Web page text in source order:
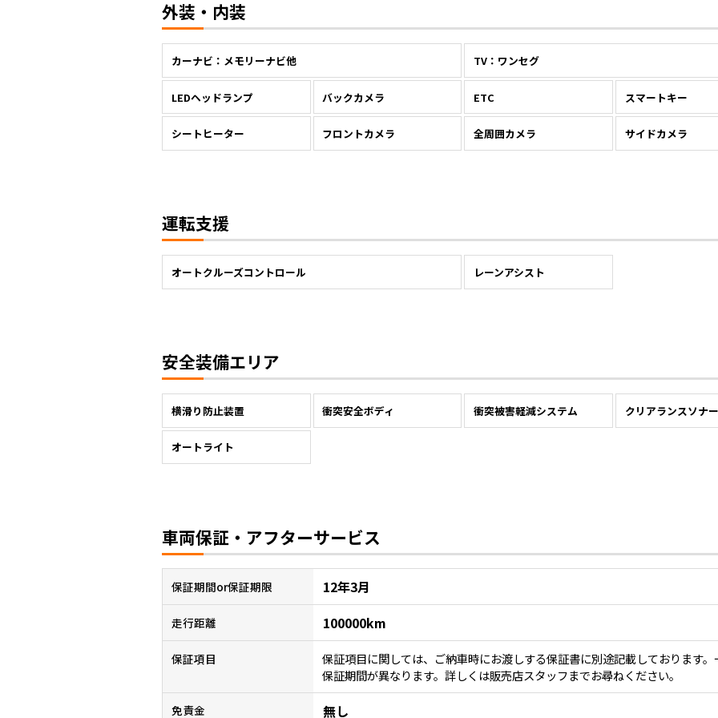
外装・内装
カーナビ：メモリーナビ他 TV：ワンセグ
LEDヘッドランプ バックカメラ ETC スマートキー
シートヒーター フロントカメラ 全周囲カメラ サイドカメラ
運転支援
オートクルーズコントロール レーンアシスト
安全装備エリア
横滑り防止装置 衝突安全ボディ 衝突被害軽減システム クリアランスソナー
オートライト
車両保証・アフターサービス
保証期間or保証期限 12年3月
走行距離 100000km
保証項目
保証項目に関しては、ご納車時にお渡しする保証書に別途記載しております
保証期間が異なります。詳しくは販売店スタッフまでお尋ねください。
免責金 無し